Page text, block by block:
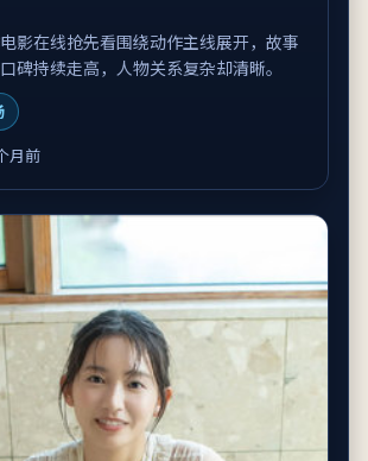
影在线抢先看围绕动作主线展开，故事
碑持续走高，人物关系复杂却清晰。
月前